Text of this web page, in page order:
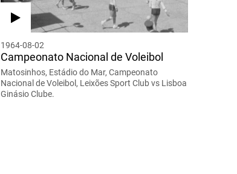
1964-08-02
Campeonato Nacional de Voleibol
Matosinhos, Estádio do Mar, Campeonato
Nacional de Voleibol, Leixões Sport Club vs Lisboa
Ginásio Clube.